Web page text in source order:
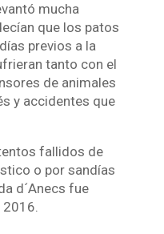
mucha
que los patos
previos a la
tanto con el
de animales
y accidentes que
fallidos de
o por sandías
d´Anecs fue
2016.